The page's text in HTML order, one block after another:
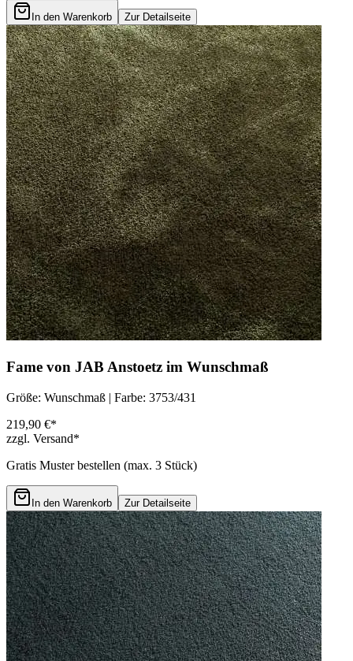
In den Warenkorb Zur Detailseite
Fame von JAB Anstoetz im Wunschmaß
Größe: Wunschmaß | Farbe: 3753/431
219,90 €*
zzgl. Versand*
Gratis Muster bestellen (max. 3 Stück)
In den Warenkorb Zur Detailseite